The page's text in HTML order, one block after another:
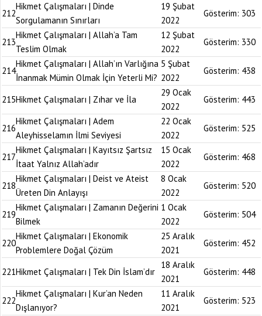
212
Hikmet Çalışmaları | Dinde
Sorgulamanın Sınırları
19 Şubat
2022
Gösterim: 303
213
Hikmet Çalışmaları | Allah’a Tam
Teslim Olmak
12 Şubat
2022
Gösterim: 330
214
Hikmet Çalışmaları | Allah’ın Varlığına
İnanmak Mümin Olmak İçin Yeterli Mi?
5 Şubat
2022
Gösterim: 438
215Hikmet Çalışmaları | Zıhar ve İla
29 Ocak
2022
Gösterim: 443
216
Hikmet Çalışmaları | Adem
Aleyhisselamın İlmi Seviyesi
22 Ocak
2022
Gösterim: 525
217
Hikmet Çalışmaları | Kayıtsız Şartsız
İtaat Yalnız Allah’adır
15 Ocak
2022
Gösterim: 468
218
Hikmet Çalışmaları | Deist ve Ateist
Üreten Din Anlayışı
8 Ocak
2022
Gösterim: 520
219
Hikmet Çalışmaları | Zamanın Değerini
Bilmek
1 Ocak
2022
Gösterim: 504
220
Hikmet Çalışmaları | Ekonomik
Problemlere Doğal Çözüm
25 Aralık
2021
Gösterim: 452
221Hikmet Çalışmaları | Tek Din İslam’dır
18 Aralık
2021
Gösterim: 448
222
Hikmet Çalışmaları | Kur’an Neden
Dışlanıyor?
11 Aralık
2021
Gösterim: 523